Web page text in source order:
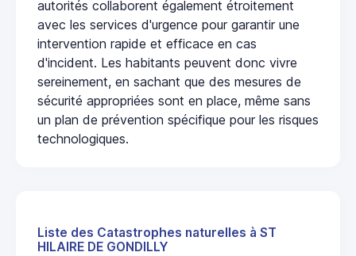
autorités collaborent également étroitement
avec les services d'urgence pour garantir une
intervention rapide et efficace en cas
d'incident. Les habitants peuvent donc vivre
sereinement, en sachant que des mesures de
sécurité appropriées sont en place, même sans
un plan de prévention spécifique pour les risques
technologiques.
Liste des Catastrophes naturelles à ST
HILAIRE DE GONDILLY